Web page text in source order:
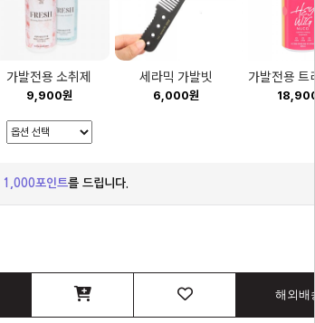
가발전용 소취제
9,900원
세라믹 가발빗
6,000원
가발전용 트
1,000포인트를 드립니다.
해외배